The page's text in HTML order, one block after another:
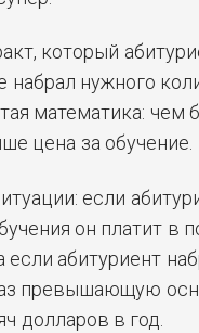
который
набрал нужного
математика: чем
цена за обучение.
если
он платит в
абитуриент
превышающую
долларов в год.